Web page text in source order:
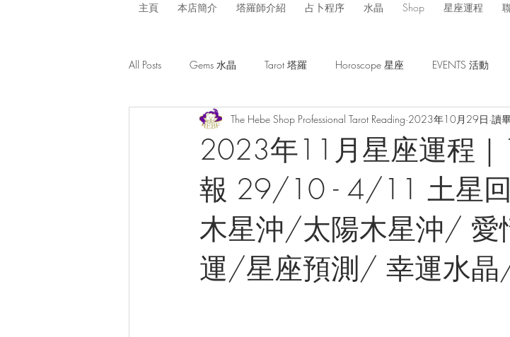
主頁 本店簡介 塔羅師介紹 占卜程序 水晶 Shop 星座運程
All Posts Gems 水晶 Tarot 塔羅 Horoscope 星座 EVENTS 活動
Monthly Horoscope 每月星座運程
2023年11月星座運程
報 29/10 - 4/11 土星
木星沖/太陽木星沖/
運/星座預測/ 幸運水
The Hebe Shop Professional Tarot Reading 2023年10月29日 讀